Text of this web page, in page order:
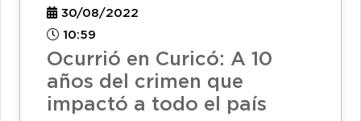
30/08/2022
10:59
Ocurrió en Curicó: A 10
años del crimen que
impactó a todo el país